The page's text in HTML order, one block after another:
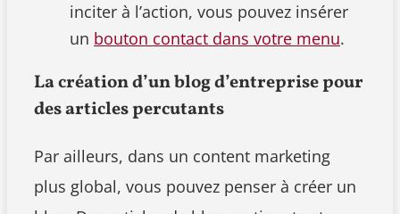
inciter à l’action, vous pouvez insérer
un bouton contact dans votre menu.
La création d’un blog d’entreprise pour
des articles percutants
Par ailleurs, dans un content marketing
plus global, vous pouvez penser à créer un